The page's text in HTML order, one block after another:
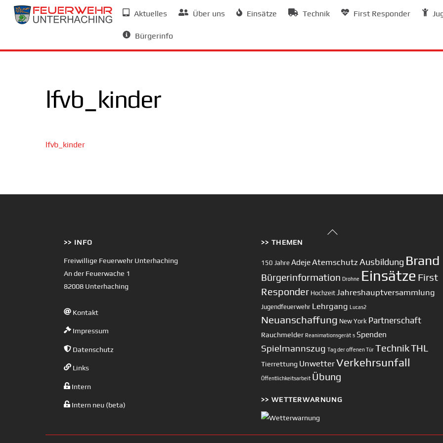
Skip
Aktuelles Über uns Einsätze Technik First Responder
Bürgerinfo
lfvb_kinder
lfvb_kinder
Back
>> INFO
Freiwillige Feuerwehr Unterhaching
An der Feuerwache 1
82008 Unterhaching
Kontakt
Impressum
Datenschutz
Links
Intern
Intern neu (beta)
>> THEMEN
150 Jahre AdejeAtemschutz Ausbildung Brand
Bürgerinformation Drohne Einsätze First
Responder Hochzeit Jahreshauptversammlung
Jugendfeuerwehr Lehrgang Lucas2
Neuanschaffung New York Partnerschaft
Rauchmelder Reanimationsgerät s Spenden
Spielmannszug Tag der offenen Tür TechnikTHL
Tierrettung UnwetterVerkehrsunfall
Öffentlichkeitsarbeit Übung
>> WETTERWARNUNG